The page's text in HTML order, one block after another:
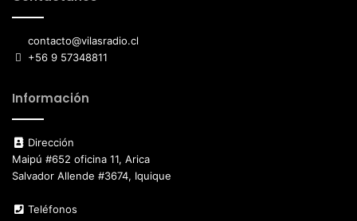
contacto@vilasradio.cl
+56 9 57348811
Información
Dirección
Maipú #652 oficina 11, Arica
Salvador Allende #3674, Iquique
Teléfonos